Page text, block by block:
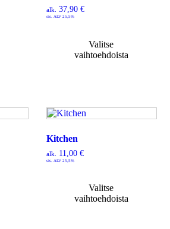
alk. 37,90 €
sis. ALV 25,5%
Valitse
vaihtoehdoista
Kitchen
alk. 11,00 €
sis. ALV 25,5%
Valitse
vaihtoehdoista